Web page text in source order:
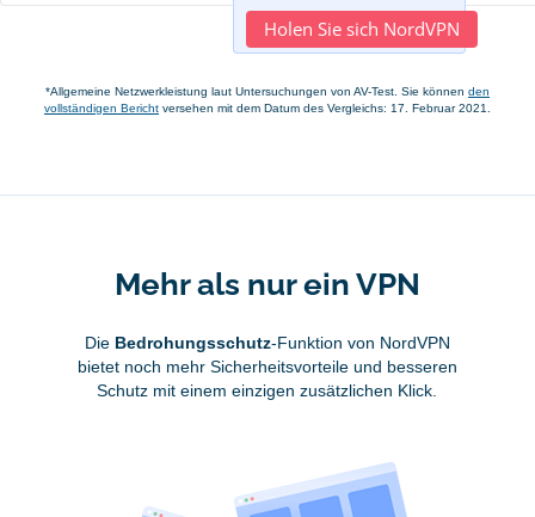
Holen Sie sich NordVPN
*Allgemeine Netzwerkleistung laut Untersuchungen von AV-Test. Sie können den
vollständigen Bericht versehen mit dem Datum des Vergleichs: 17. Februar 2021.
Mehr als nur ein VPN
Die Bedrohungsschutz-Funktion von NordVPN
bietet noch mehr Sicherheitsvorteile und besseren
Schutz mit einem einzigen zusätzlichen Klick.